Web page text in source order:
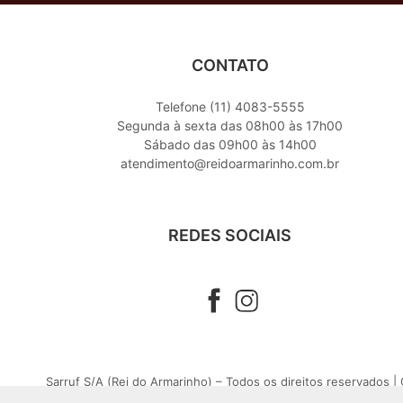
CONTATO
Telefone (11) 4083-5555
Segunda à sexta das 08h00 às 17h00
Sábado das 09h00 às 14h00
atendimento@reidoarmarinho.com.br
REDES SOCIAIS
Sarruf S/A (Rei do Armarinho) – Todos os direitos reservados |